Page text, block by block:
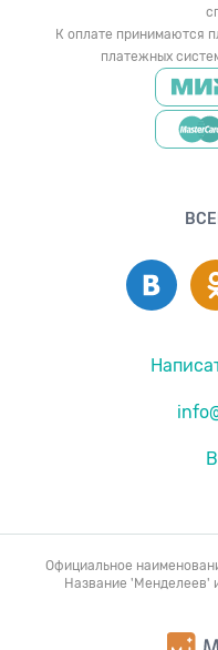
К оплате принимаются
платежных
Официальное
Название 'Менделеев'